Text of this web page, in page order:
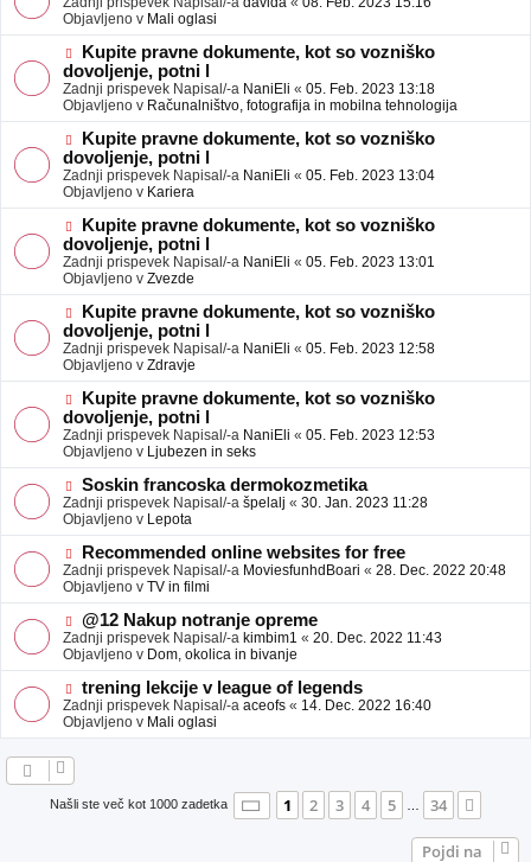
j
a
v
e
v
e
o
b
j
a
v
e
Objavljeno v Mali oglasi
N
o
v
e
o
b
a
v
e
Kupite pravne dokumente, kot so vozniško
dovoljenje, potni l
Zadnji prispevek Napisal/-a NaniEli « 05. Feb. 2023 13:18
Objavljeno v Računalništvo, fotografija in mobilna tehnologija
N
o
v
e
o
b
a
v
e
Kupite pravne dokumente, kot so vozniško
dovoljenje, potni l
Zadnji prispevek Napisal/-a NaniEli « 05. Feb. 2023 13:04
Objavljeno v Kariera
N
o
v
e
o
b
a
v
e
Kupite pravne dokumente, kot so vozniško
dovoljenje, potni l
Zadnji prispevek Napisal/-a NaniEli « 05. Feb. 2023 13:01
Objavljeno v Zvezde
N
o
v
e
o
b
a
v
e
Kupite pravne dokumente, kot so vozniško
dovoljenje, potni l
Zadnji prispevek Napisal/-a NaniEli « 05. Feb. 2023 12:58
Objavljeno v Zdravje
N
o
v
e
o
b
j
a
v
e
Kupite pravne dokumente, kot so vozniško
dovoljenje, potni l
Zadnji prispevek Napisal/-a NaniEli « 05. Feb. 2023 12:53
Objavljeno v Ljubezen in seks
N
o
v
e
o
b
j
a
v
e
Soskin francoska dermokozmetika
Zadnji prispevek Napisal/-a špelalj « 30. Jan. 2023 11:28
Objavljeno v Lepota
N
o
v
e
o
b
j
a
v
e
Recommended online websites for free
Zadnji prispevek Napisal/-a MoviesfunhdBoari « 28. Dec. 2022 20:48
Objavljeno v TV in filmi
N
o
v
e
o
b
j
a
@12 Nakup notranje opreme
Zadnji prispevek Napisal/-a kimbim1 « 20. Dec. 2022 11:43
Objavljeno v Dom, okolica in bivanje
N
o
v
e
a
trening lekcije v league of legends
Zadnji prispevek Napisal/-a aceofs « 14. Dec. 2022 16:40
Objavljeno v Mali oglasi
Našli ste več kot 1000 zadetka Stran 1od34
1 2 3 4 5 … 34
Pojdi na